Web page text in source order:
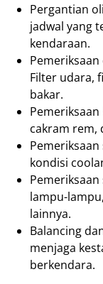
Pergantian
jadwal yang
kendaraan.
Filter udara,
bakar.
cakram rem,
kondisi
lampu-
lainnya.
Balancing
menjaga
berkendara.